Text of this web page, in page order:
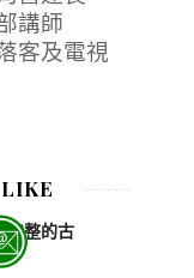
講師
客及電視
完整的古